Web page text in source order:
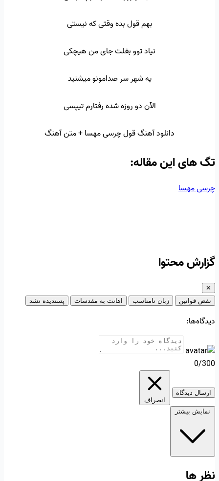
بهم قول بده وقتی که نیستی
نیاد توو بغلت جای من هیچکی
یه شهر سر صدامونو میشنید
الآن دو روزه شده رفتارم تیپسی
دانلود آهنگ قول چرسی مهسا + متن آهنگ
تگ‌ های این مقاله:
چرسیمهسا
گزارش محتوا
✕
نقض قوانین
زبان نامناسب اهانت به مقدسات پسندیده نشد
دیدگاه‌ها:
0/300
ارسال دیدگاه
انصراف
نمایش بیشتر
نظر ها